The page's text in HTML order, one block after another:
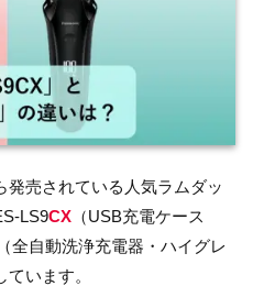
発売されている人気ラムダッ
LS9CX （USB充電ケース
（全自動洗浄充電器・ハイグレ
います。